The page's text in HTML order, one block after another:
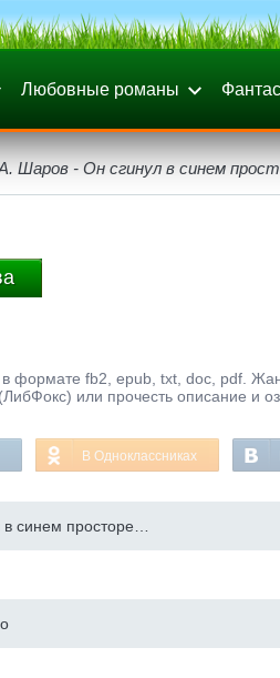
Любовные романы
Шаров - Он сгинул в синем
формате fb2, epub, txt, doc, pdf.
или прочесть описание и
В Одноклассниках
синем просторе…